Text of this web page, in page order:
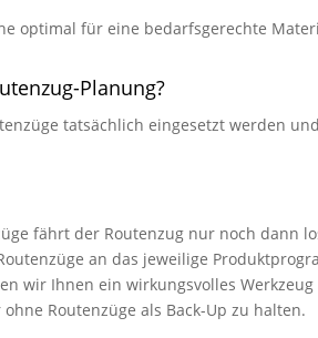
optimal für eine bedarfsgerechte
Planung?
tatsächlich eingesetzt werden
fährt der Routenzug nur noch dann
an das jeweilige
wir Ihnen ein wirkungsvolles
Routenzüge als Back-Up zu halten.